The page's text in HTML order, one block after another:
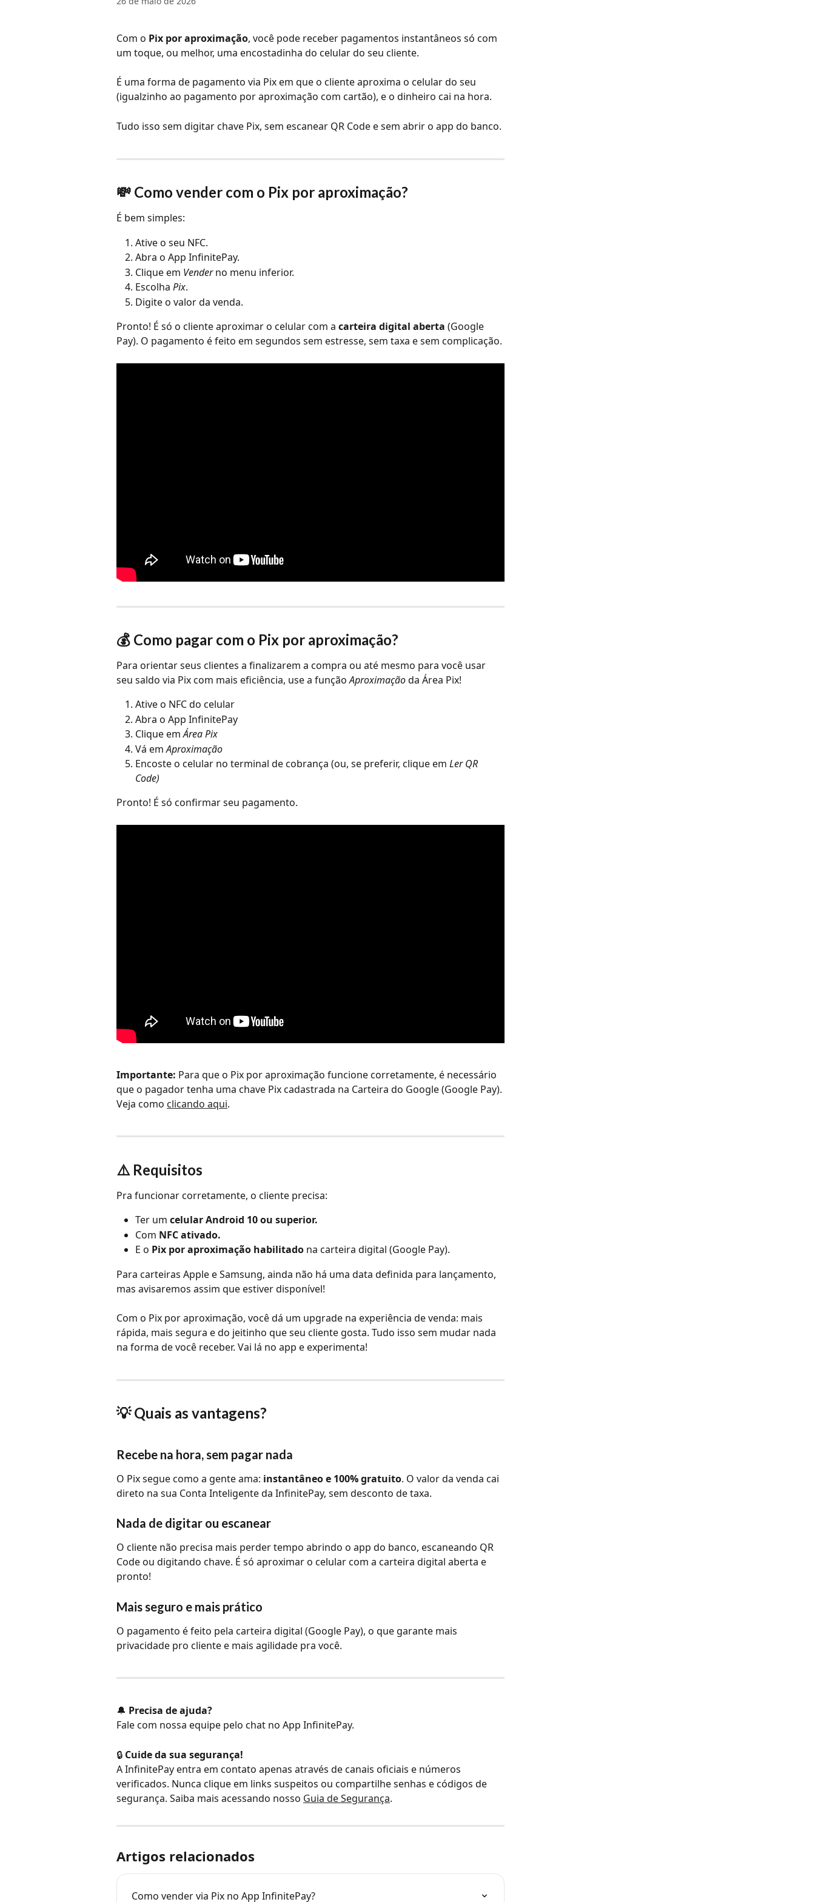
Com o Pix por aproximação, você pode receber pagamentos instantâneos só com
um toque, ou melhor, uma encostadinha do celular do seu cliente.
É uma forma de pagamento via Pix em que o cliente aproxima o celular do seu
(igualzinho ao pagamento por aproximação com cartão), e o dinheiro cai na hora.
Tudo isso sem digitar chave Pix, sem escanear QR Code e sem abrir o app do banco.
💸 Como vender com o Pix por aproximação?
É bem simples:
Ative o seu NFC.
Abra o App InfinitePay.
Clique em Vender no menu inferior.
Escolha Pix.
Digite o valor da venda.
Pronto! É só o cliente aproximar o celular com a carteira digital aberta (Google
Pay). O pagamento é feito em segundos sem estresse, sem taxa e sem complicação.
💰 Como pagar com o Pix por aproximação?
Para orientar seus clientes a finalizarem a compra ou até mesmo para você usar
seu saldo via Pix com mais eficiência, use a função Aproximação da Área Pix!
Ative o NFC do celular
Abra o App InfinitePay
Clique em Área Pix
Vá em Aproximação
Encoste o celular no terminal de cobrança (ou, se preferir, clique em Ler QR
Code)
Pronto! É só confirmar seu pagamento.
Importante: Para que o Pix por aproximação funcione corretamente, é necessário
que o pagador tenha uma chave Pix cadastrada na Carteira do Google (Google Pay).
Veja como clicando aqui.
⚠️ Requisitos
Pra funcionar corretamente, o cliente precisa:
Ter um celular Android 10 ou superior.
Com NFC ativado.
E o Pix por aproximação habilitado na carteira digital (Google Pay).
Para carteiras Apple e Samsung, ainda não há uma data definida para lançamento,
mas avisaremos assim que estiver disponível!
Com o Pix por aproximação, você dá um upgrade na experiência de venda: mais
rápida, mais segura e do jeitinho que seu cliente gosta. Tudo isso sem mudar nada
na forma de você receber. Vai lá no app e experimenta!
💡 Quais as vantagens?
Recebe na hora, sem pagar nada
O Pix segue como a gente ama: instantâneo e 100% gratuito. O valor da venda cai
direto na sua Conta Inteligente da InfinitePay, sem desconto de taxa.
Nada de digitar ou escanear
O cliente não precisa mais perder tempo abrindo o app do banco, escaneando QR
Code ou digitando chave. É só aproximar o celular com a carteira digital aberta e
pronto!
Mais seguro e mais prático
O pagamento é feito pela carteira digital (Google Pay), o que garante mais
privacidade pro cliente e mais agilidade pra você.
🔔 Precisa de ajuda?
Fale com nossa equipe pelo chat no App InfinitePay.
🔒 Cuide da sua segurança!
A InfinitePay entra em contato apenas através de canais oficiais e números
verificados. Nunca clique em links suspeitos ou compartilhe senhas e códigos de
segurança. Saiba mais acessando nosso Guia de Segurança.
Artigos relacionados
Como vender via Pix no App InfinitePay?